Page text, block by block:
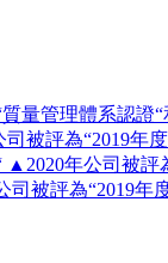
量管理體系認證
被評為“2019年
▲2020年公司被評
被評為“2019年